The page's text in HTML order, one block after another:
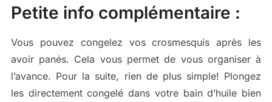
Petite info complémentaire :
Vous pouvez congelez vos crosmesquis après les
avoir panés. Cela vous permet de vous organiser à
l’avance. Pour la suite, rien de plus simple! Plongez
les directement congelé dans votre bain d’huile bien